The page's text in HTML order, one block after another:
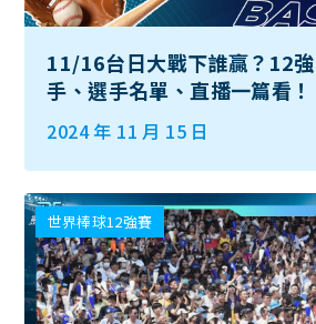
11/16台日大戰下誰贏？12
手、選手名單、直播一篇看！
2024 年 11 月 15 日
世界棒球12強賽